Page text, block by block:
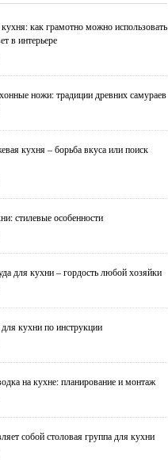
как грамотно можно использовать
в интерьере
ножи: традиции древних самураев
кухня – борьба вкуса или поиск
стилевые особенности
для кухни – гордость любой хозяйки
кухни по инструкции
на кухне: планирование и монтаж
собой столовая группа для кухни